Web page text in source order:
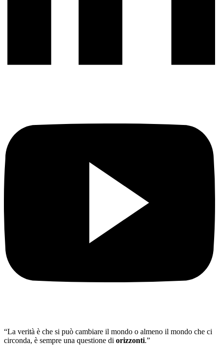
“La verità è che si può cambiare il mondo o almeno il mondo che ci
circonda, è sempre una questione di orizzonti.”